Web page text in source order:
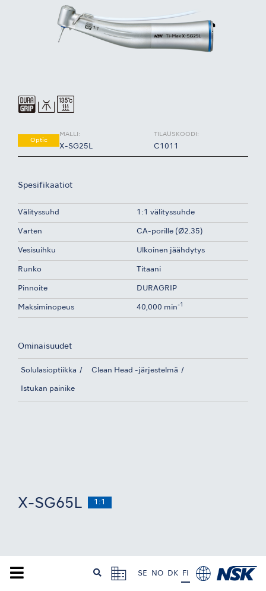
SE NO DK FI
Optic
MALLI:
X-SG25L
TILAUSKOODI:
C1011
Spesifikaatiot
Välityssuhd 1:1 välityssuhde
Varten CA-porille (Ø2.35)
Vesisuihku Ulkoinen jäähdytys
Runko Titaani
Pinnoite DURAGRIP
Maksiminopeus 40,000 min-1
Ominaisuudet
Solulasioptiikka Clean Head -järjestelmä
Istukan painike
X-SG65L 1:1